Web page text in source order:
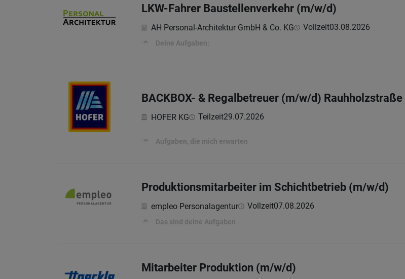
LKW-Fahrer Baustellenverkehr (m/w/d)
AH Personal-Architektur GmbH & Co. KG Vollzeit03.08.2026
Deine Aufgaben:
BACKBOX- & Regalbetreuer (m/w/d)
HOFER KG Teilzeit29.07.2026
Aufgaben, die mich erwarten
Produktionsmitarbeiter im Schichtbetrieb (m/w/d)
empleo Personalagentur Vollzeit07.08.2026
Das sind deine Aufgaben
Mitarbeiter Produktion (m/w/d)